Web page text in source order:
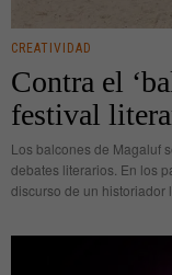
CREATIVIDAD
Contra el
festival
Los balcones de Magaluf
debates literarios. En los
discurso de un historiador